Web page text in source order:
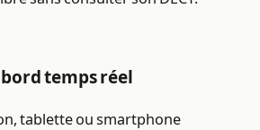
bord temps réel
tablette ou smartphone